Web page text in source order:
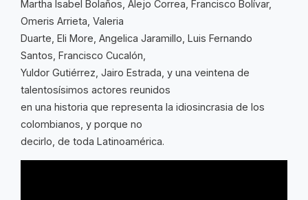
Martha Isabel Bolaños, Alejo Correa, Francisco Bolívar,
Omeris Arrieta, Valeria
Duarte, Eli More, Angelica Jaramillo, Luis Fernando
Santos, Francisco Cucalón,
Yuldor Gutiérrez, Jairo Estrada, y una veintena de
talentosísimos actores reunidos
en una historia que representa la idiosincrasia de los
colombianos, y porque no
decirlo, de toda Latinoamérica.